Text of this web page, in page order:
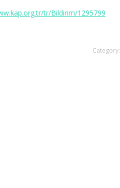
tr/Bildirim/1295799
Category: